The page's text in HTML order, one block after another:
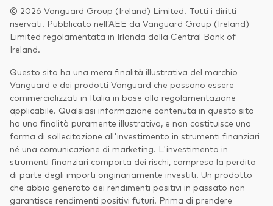
© 2026 Vanguard Group (Ireland) Limited. Tutti i diritti
riservati. Pubblicato nell’AEE da Vanguard Group (Ireland)
Limited regolamentata in Irlanda dalla Central Bank of
Ireland.
Questo sito ha una mera finalità illustrativa del marchio
Vanguard e dei prodotti Vanguard che possono essere
commercializzati in Italia in base alla regolamentazione
applicabile. Qualsiasi informazione contenuta in questo sito
ha una finalità puramente illustrativa, e non costituisce una
forma di sollecitazione all'investimento in strumenti finanziari
né una comunicazione di marketing. L'investimento in
strumenti finanziari comporta dei rischi, compresa la perdita
di parte degli importi originariamente investiti. Un prodotto
che abbia generato dei rendimenti positivi in passato non
garantisce rendimenti positivi futuri. Prima di prendere